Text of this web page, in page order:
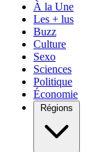
À la Une
Les + lus
Buzz
Culture
Sexo
Sciences
Politique
Économie
Régions